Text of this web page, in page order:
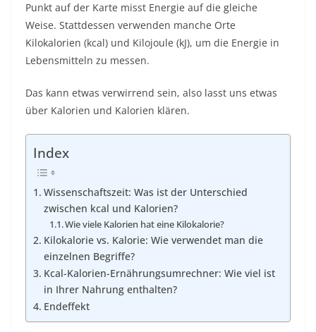
Punkt auf der Karte misst Energie auf die gleiche
Weise. Stattdessen verwenden manche Orte
Kilokalorien (kcal) und Kilojoule (kJ), um die Energie in
Lebensmitteln zu messen.
Das kann etwas verwirrend sein, also lasst uns etwas
über Kalorien und Kalorien klären.
Index
Wissenschaftszeit: Was ist der Unterschied
zwischen kcal und Kalorien?
Wie viele Kalorien hat eine Kilokalorie?
Kilokalorie vs. Kalorie: Wie verwendet man die
einzelnen Begriffe?
Kcal-Kalorien-Ernährungsumrechner: Wie viel ist
in Ihrer Nahrung enthalten?
Endeffekt